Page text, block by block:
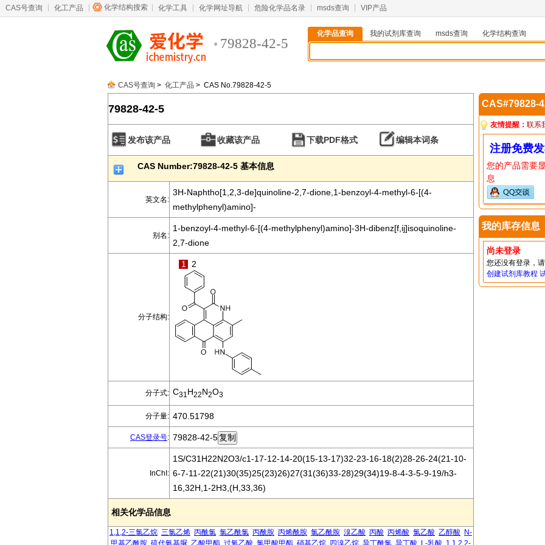
CAS号查询 化工产品 化学结构搜索 化学工具 化学网址导航 危险化学品名录 msds查询 VIP产品
79828-42-5
化学品查询 我的试剂库查询 msds查询
化学结构查询
CAS号查询 > 化工产品 > CAS No.79828-42-5
79828-42-5
发布该产品 收藏该产品 下载PDF格式 编辑本词条
CAS Number:79828-42-5 基本信息
英文名:
3H-Naphtho[1,2,3-de]quinoline-2,7-dione,1-benzoyl-4-methyl-6-[(4-
methylphenyl)amino]-
别名:
1-benzoyl-4-methyl-6-[(4-methylphenyl)amino]-3H-dibenz[f,ij]isoquinoline-
2,7-dione
分子结构:
1 2
分子式: C31 H22N2O3
分子量: 470.51798
CAS登录号: 79828-42-5
InChI:
1S/C31H22N2O3/c1-17-12-14-20(15-13-17)32-23-16-18(2)28-26-24(21-10-
6-7-11-22(21)30(35)25(23)26)27(31(36)33-28)29(34)19-8-4-3-5-9-19/h3-
16,32H,1-2H3,(H,33,36)
相关化学品信息
1,1,2-三氯乙烷 三氯乙烯 丙酰氯 氯乙酰氯 丙酰胺 丙烯酰胺 氯乙酰胺 溴乙酸 丙酸 丙烯酸 氯乙酸 乙醇酸
N-
甲基乙酰胺 硫代氨基脲 乙酸甲酯 过氧乙酸 氯甲酸甲酯 硝基乙烷 四溴乙烷 异丁酰氯 异丁酸 L-乳酸 1,1,2,2-
CAS#79828-
友情提醒： 联系
注册免费
您的产品需要
息
我的库存信息
尚未登录
您还没有登录，
创建试剂库教程